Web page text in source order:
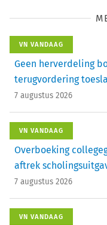
VN VANDAAG
Geen herverdeling
terugvordering
7 augustus 2026
VN VANDAAG
Overboeking
aftrek
7 augustus 2026
VN VANDAAG